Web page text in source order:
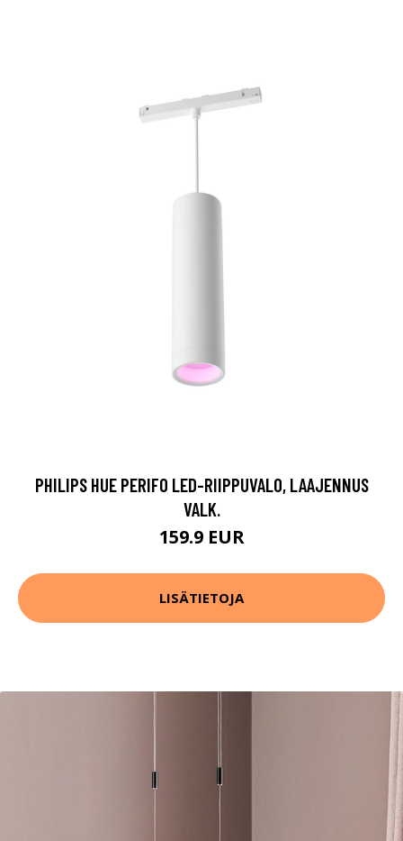
PHILIPS HUE PERIFO LED-RIIPPUVALO, LAAJENNUS
VALK.
159.9 EUR
LISÄTIETOJA